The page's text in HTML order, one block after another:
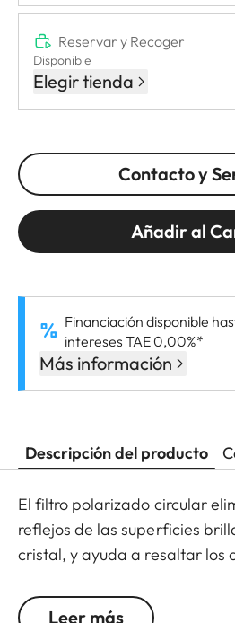
Reservar y Recoger
Disponible
Elegir tienda
Contacto y
Añadir al
Financiación disponible
intereses TAE 0,00%*
Más información
Descripción del producto
El filtro polarizado circular
reflejos de las superficies
cristal, y ayuda a resaltar los
Leer más